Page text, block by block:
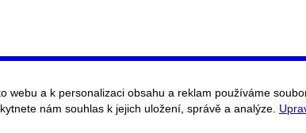
webu a k personalizaci obsahu a reklam používáme
nám souhlas k jejich uložení, správě a analýze.